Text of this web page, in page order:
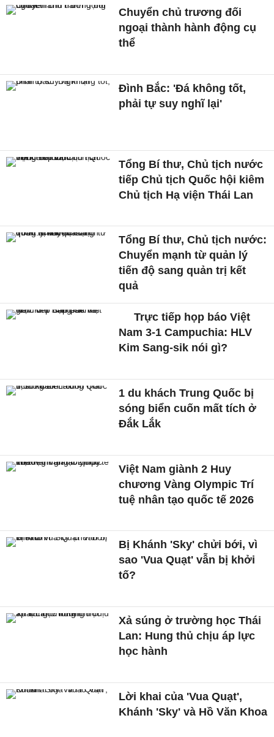
Chuyển chủ trương đối
ngoại thành hành động cụ
thể
Đình Bắc: 'Đá không tốt,
phải tự suy nghĩ lại'
Tổng Bí thư, Chủ tịch nước
tiếp Chủ tịch Quốc hội kiêm
Chủ tịch Hạ viện Thái Lan
Tổng Bí thư, Chủ tịch nước:
Chuyển mạnh từ quản lý
tiến độ sang quản trị kết
quả
Trực tiếp họp báo Việt
Nam 3-1 Campuchia: HLV
Kim Sang-sik nói gì?
1 du khách Trung Quốc bị
sóng biển cuốn mất tích ở
Đắk Lắk
Việt Nam giành 2 Huy
chương Vàng Olympic Trí
tuệ nhân tạo quốc tế 2026
Bị Khánh 'Sky' chửi bới, vì
sao 'Vua Quạt' vẫn bị khởi
tố?
Xả súng ở trường học Thái
Lan: Hung thủ chịu áp lực
học hành
Lời khai của 'Vua Quạt',
Khánh 'Sky' và Hồ Văn Khoa